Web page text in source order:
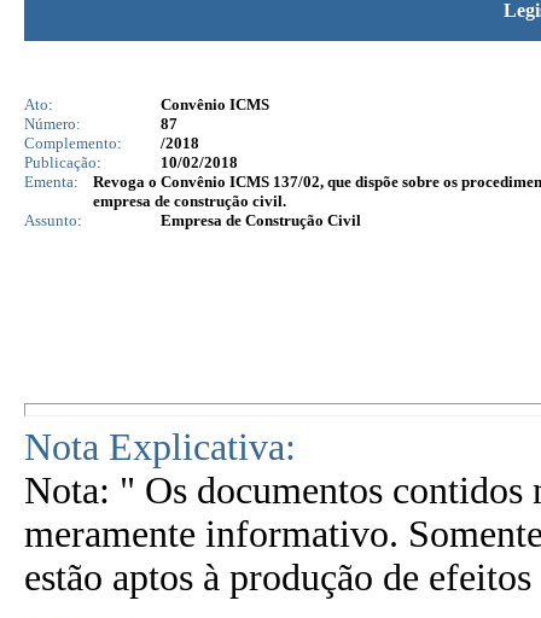
Ato:
Convênio ICMS
Número:
87
Complemento:
/2018
Publicação:
10/02/2018
Ementa:
Revoga o Convênio ICMS 137/02, que dispõe sobre os
empresa de construção civil.
Assunto:
Empresa de Construção Civil
Nota Explicativa:
Nota: " Os documentos contidos
meramente informativo.
estão aptos à produção de